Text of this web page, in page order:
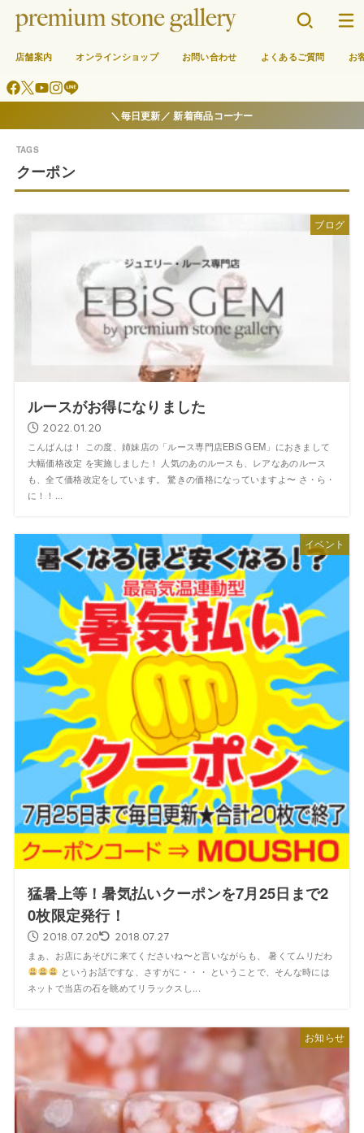
店舗案内 オンラインショップ お問い合わせ よくあるご質問 お
＼毎日更新／ 新着商品コーナー
クーポン
ブログ
ルースがお得になりました
2022.01.20
こんばんは！ この度、姉妹店の「ルース専門店EBiS GEM」におきまして
大幅価格改定 を実施しました！ 人気のあのルースも、レアなあのルース
も、全て価格改定をしています。 驚きの価格になっていますよ〜 さ・ら・
に！！...
イベント
猛暑上等！暑気払いクーポンを7月25日まで2
0枚限定発行！
2018.07.20 2018.07.27
まぁ、お店にあそびに来てくださいね〜と言いながらも、 暑くてムリだわ
というお話ですな、さすがに・・・ ということで、そんな時には
ネットで当店の石を眺めてリラックスし...
お知らせ